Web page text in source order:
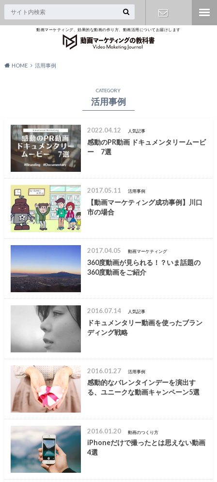
動画マーケティング、効果的な動画の作り方、動画活用についてお届けします
無料相談は
HOME 活用事例
CATEGORY
活用事例
2022.04.12 人気記事
感動のPR動画 ドキュメンタリームービ
ー 7選
2017.05.11 活用事例
【動画マーケティング成功事例】川口
市の場合
2017.04.05 動画マーケティング
360度動画が見られる！？いま話題の
360度動画をご紹介
2016.07.14 人気記事
ドキュメンタリー動画を使ったブラン
ディング戦略
2016.01.27 活用事例
感動的なバレンタインデーを演出す
る、ユニークな動画キャンペーン5選
2016.01.20 動画のつくり方
iPhoneだけで撮ったとは思えない動画
4選